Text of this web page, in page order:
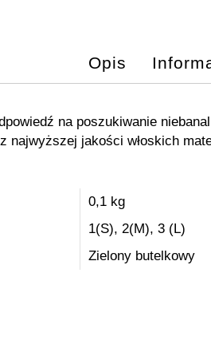
Opis
na poszukiwanie
najwyższej jakości włoskich
0,1 kg
1(S), 2(M), 3 (L)
Zielony butelkowy